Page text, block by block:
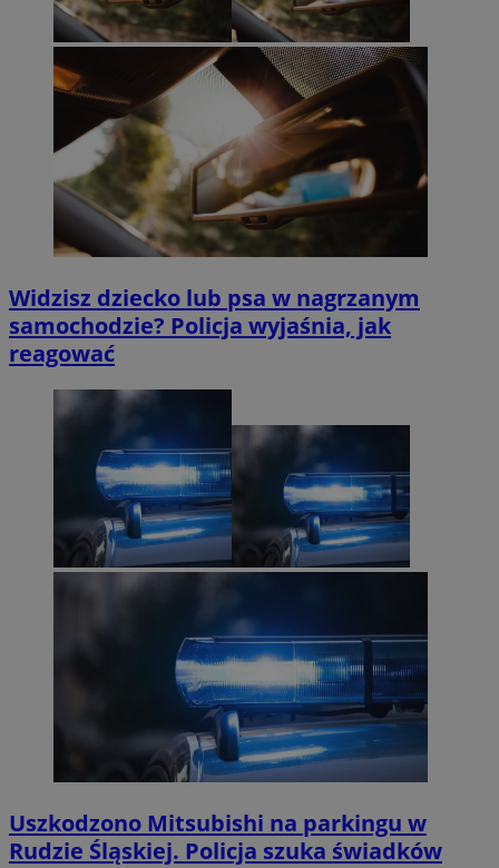
Widzisz dziecko lub psa w nagrzanym
samochodzie? Policja wyjaśnia, jak
reagować
Uszkodzono Mitsubishi na parkingu w
Rudzie Śląskiej. Policja szuka świadków